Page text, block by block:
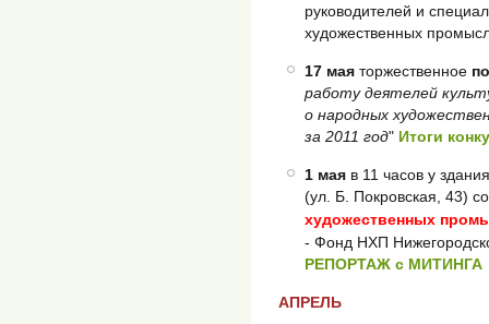
руководителей и
художественных
17 мая торжественное
работу деятелей
о народных
за 2011 год" Итоги
1 мая в 11 часов у
(ул. Б. Покровская, 43)
художественных
- Фонд НХП
РЕПОРТАЖ с МИТИНГА
АПРЕЛЬ